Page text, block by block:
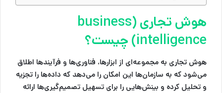
هوش تجاری (business
intelligence) چیست؟
هوش تجاری به مجموعه‌ای از ابزارها، فناوری‌ها و فرآیندها اطلاق
می‌شود که به سازمان‌ها این امکان را می‌دهد که داده‌ها را تجزیه
و تحلیل کرده و بینش‌هایی را برای تسهیل تصمیم‌گیری‌ها ارائه